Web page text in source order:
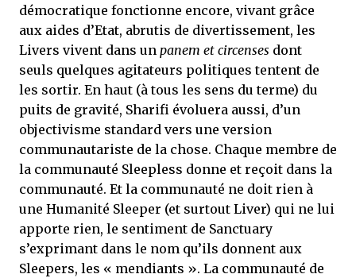
démocratique fonctionne encore, vivant grâce
aux aides d’Etat, abrutis de divertissement, les
Livers vivent dans un panem et circenses dont
seuls quelques agitateurs politiques tentent de
les sortir. En haut (à tous les sens du terme) du
puits de gravité, Sharifi évoluera aussi, d’un
objectivisme standard vers une version
communautariste de la chose. Chaque membre de
la communauté Sleepless donne et reçoit dans la
communauté. Et la communauté ne doit rien à
une Humanité Sleeper (et surtout Liver) qui ne lui
apporte rien, le sentiment de Sanctuary
s’exprimant dans le nom qu’ils donnent aux
Sleepers, les « mendiants ». La communauté de